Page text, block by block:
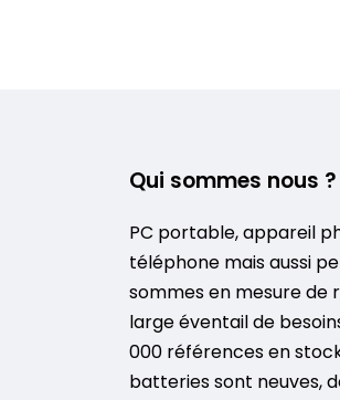
Qui sommes nous ?
PC portable, appareil
téléphone mais aussi
sommes en mesure de
large éventail de
000 références en
batteries sont neuves,